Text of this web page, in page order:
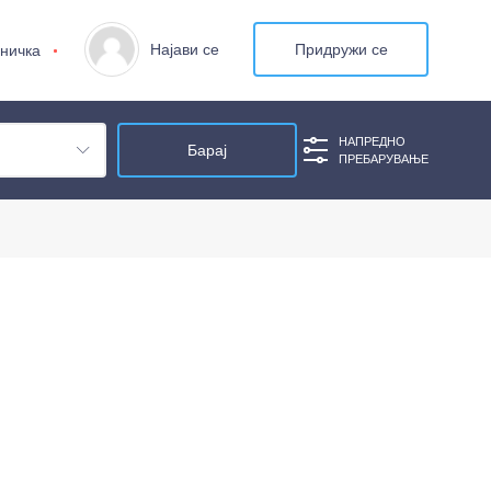
Најави се Придружи се
НАПРЕДНО
ПРЕБАРУВАЊЕ